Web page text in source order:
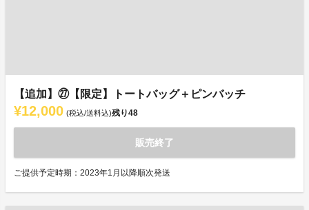
【追加】㉗【限定】トートバッグ＋ピンバッチ
¥12,000 (税込/送料込)残り48
販売終了
ご提供予定時期：2023年1月以降順次発送